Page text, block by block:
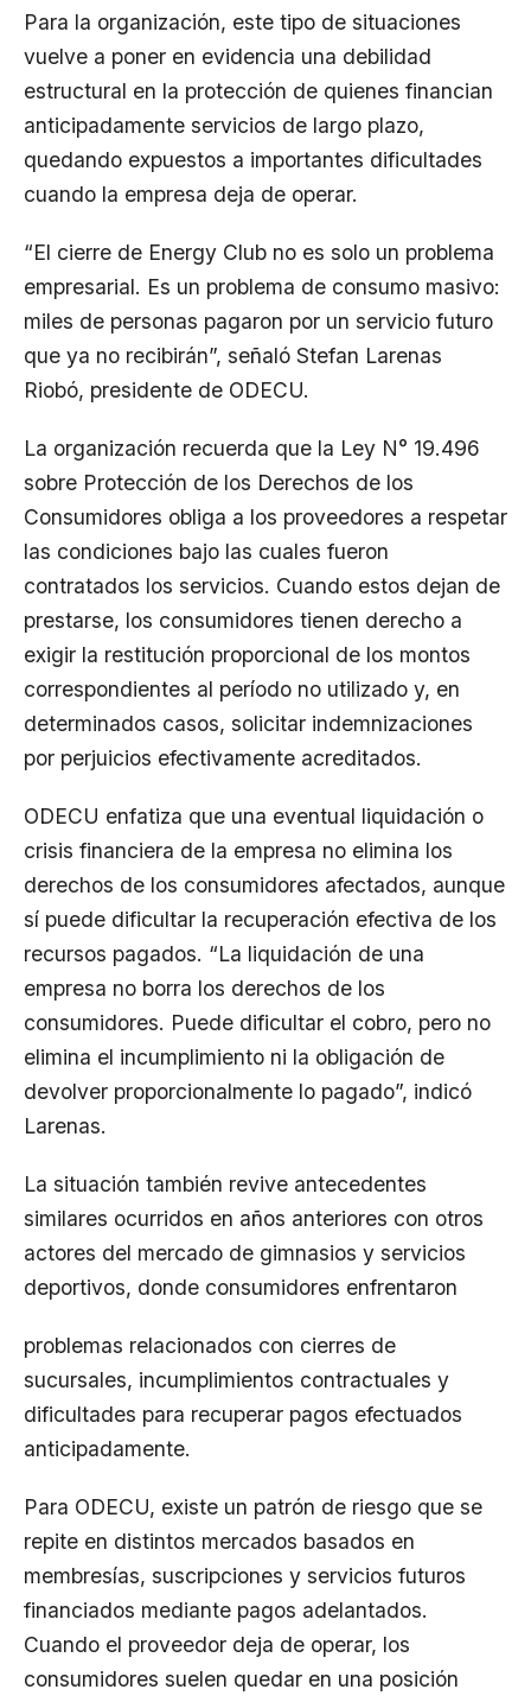
Para la organización, este tipo de situaciones
vuelve a poner en evidencia una debilidad
estructural en la protección de quienes financian
anticipadamente servicios de largo plazo,
quedando expuestos a importantes dificultades
cuando la empresa deja de operar.
“El cierre de Energy Club no es solo un problema
empresarial. Es un problema de consumo masivo:
miles de personas pagaron por un servicio futuro
que ya no recibirán”, señaló Stefan Larenas
Riobó, presidente de ODECU.
La organización recuerda que la Ley N° 19.496
sobre Protección de los Derechos de los
Consumidores obliga a los proveedores a respetar
las condiciones bajo las cuales fueron
contratados los servicios. Cuando estos dejan de
prestarse, los consumidores tienen derecho a
exigir la restitución proporcional de los montos
correspondientes al período no utilizado y, en
determinados casos, solicitar indemnizaciones
por perjuicios efectivamente acreditados.
ODECU enfatiza que una eventual liquidación o
crisis financiera de la empresa no elimina los
derechos de los consumidores afectados, aunque
sí puede dificultar la recuperación efectiva de los
recursos pagados. “La liquidación de una
empresa no borra los derechos de los
consumidores. Puede dificultar el cobro, pero no
elimina el incumplimiento ni la obligación de
devolver proporcionalmente lo pagado”, indicó
Larenas.
La situación también revive antecedentes
similares ocurridos en años anteriores con otros
actores del mercado de gimnasios y servicios
deportivos, donde consumidores enfrentaron
problemas relacionados con cierres de
sucursales, incumplimientos contractuales y
dificultades para recuperar pagos efectuados
anticipadamente.
Para ODECU, existe un patrón de riesgo que se
repite en distintos mercados basados en
membresías, suscripciones y servicios futuros
financiados mediante pagos adelantados.
Cuando el proveedor deja de operar, los
consumidores suelen quedar en una posición